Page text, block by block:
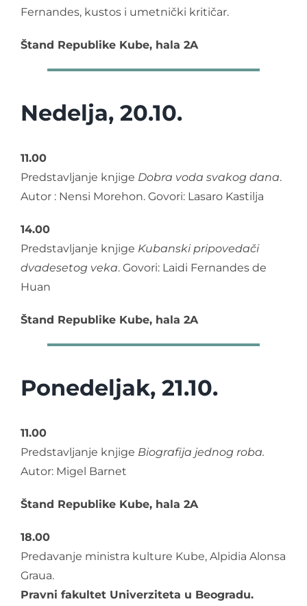
Fernandes, kustos i umetnički kritičar.
Štand Republike Kube, hala 2A
Nedelja, 20.10.
11.00
Predstavljanje knjige Dobra voda svakog dana.
Autor : Nensi Morehon. Govori: Lasaro Kastilja
14.00
Predstavljanje knjige Kubanski pripovedači
dvadesetog veka. Govori: Laidi Fernandes de
Huan
Štand Republike Kube, hala 2A
Ponedeljak, 21.10.
11.00
Predstavljanje knjige Biografija jednog roba.
Autor: Migel Barnet
Štand Republike Kube, hala 2A
18.00
Predavanje ministra kulture Kube, Alpidia Alonsa
Graua.
Pravni fakultet Univerziteta u Beogradu.